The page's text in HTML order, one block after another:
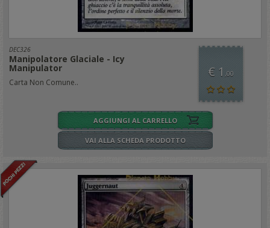
DEC326
Manipolatore Glaciale - Icy
Manipulator
Carta Non Comune..
€ 1 ,00
AGGIUNGI AL CARRELLO
VAI ALLA SCHEDA PRODOTTO